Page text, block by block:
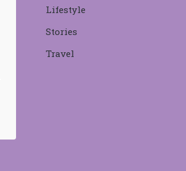
Lifestyle
Stories
Travel